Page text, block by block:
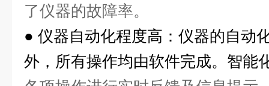
了仪器的故障率。
● 仪器自动化程度高：仪器的自动
外，所有操作均由软件完成。智能